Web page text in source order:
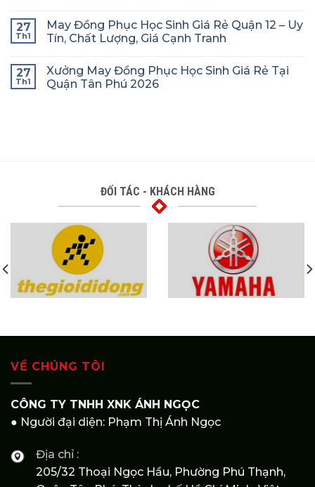
27
Th1
May Đồng Phục Học Sinh Giá Rẻ Quận 12 – Uy
Tín, Chất Lượng, Giá Cạnh Tranh
27
Th1
Xưởng May Đồng Phục Học Sinh Giá Rẻ Tại
Quận Tân Phú 2026
ĐỐI TÁC - KHÁCH HÀNG
VỀ CHÚNG TÔI
CÔNG TY TNHH XNK ÁNH NGỌC
● Người đại diện: Phạm Thị Ánh Ngọc
Địa chỉ :
205/32 Thoại Ngọc Hầu, Phường Phú Thạnh,